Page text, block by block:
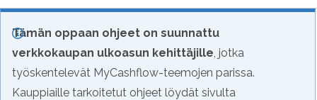
Tämän oppaan ohjeet on suunnattu
verkkokaupan ulkoasun kehittäjille, jotka
työskentelevät MyCashflow-teemojen parissa.
Kauppiaille tarkoitetut ohjeet löydät sivulta